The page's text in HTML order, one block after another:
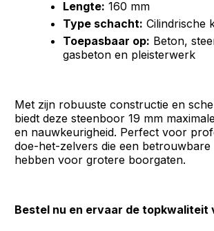
Lengte: 160 mm
Type schacht: Cilindrische
Toepasbaar op: Beton,
gasbeton en pleisterwerk
Met zijn robuuste constructie en
biedt deze steenboor 19 mm
en nauwkeurigheid. Perfect voor
doe-het-zelvers die een
hebben voor grotere boorgaten.
Bestel nu en ervaar de topkwaliteit